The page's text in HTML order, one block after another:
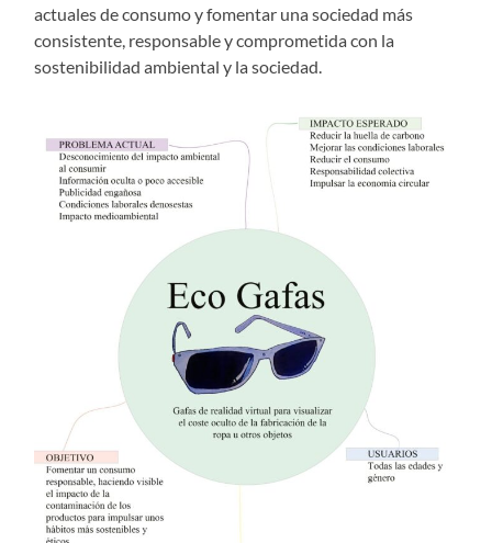
actuales de consumo y fomentar una sociedad más
consistente, responsable y comprometida con la
sostenibilidad ambiental y la sociedad.